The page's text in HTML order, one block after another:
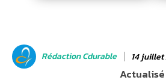
Rédaction Cdurable 14